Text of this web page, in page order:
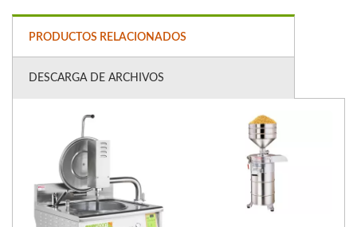
PRODUCTOS RELACIONADOS
DESCARGA DE ARCHIVOS